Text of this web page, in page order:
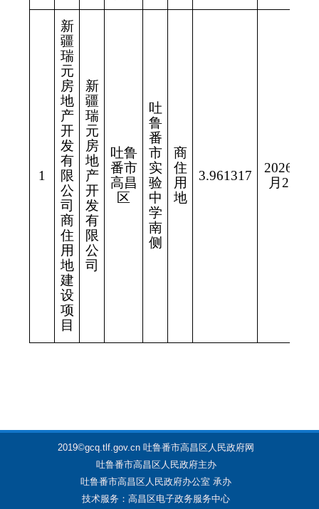
1
新
疆
瑞
元
房
地
产
开
发
有
限
公
司
商
住
用
地
建
设
项
目
新
疆
瑞
元
房
地
产
开
发
有
限
公
司
吐鲁
番市
高昌
区
吐
鲁
番
市
实
验
中
学
南
侧
商
住
用
地
3.961317
2026年1
月27日
2019©gcq.tlf.gov.cn 吐鲁番市高昌区人民政府网
吐鲁番市高昌区人民政府主办
吐鲁番市高昌区人民政府办公室 承办
技术服务：高昌区电子政务服务中心